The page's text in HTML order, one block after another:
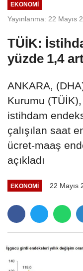
EKONOMI
Yayınlanma: 22 Mayıs
TÜİK:
yüzde 1,4
ANKARA,
Kurumu
istihdam
çalışılan saat
ücret-maaş
açıkladı
EKONOMI 22 Mayıs